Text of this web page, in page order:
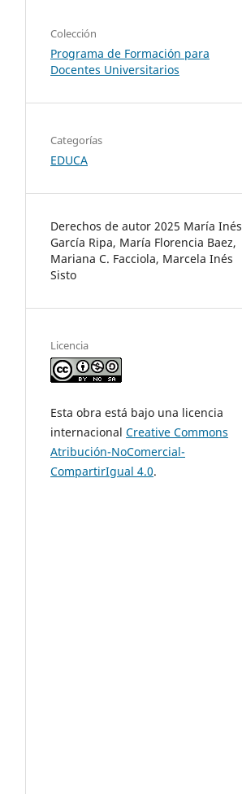
Colección
Programa de Formación para
Docentes Universitarios
Categorías
EDUCA
Derechos de autor 2025 María Inés
García Ripa, María Florencia Baez,
Mariana C. Facciola, Marcela Inés
Sisto
Licencia
Esta obra está bajo una licencia
internacional Creative Commons
Atribución-NoComercial-
CompartirIgual 4.0.